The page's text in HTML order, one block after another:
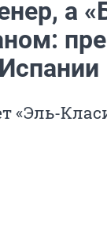
а
«Эль-